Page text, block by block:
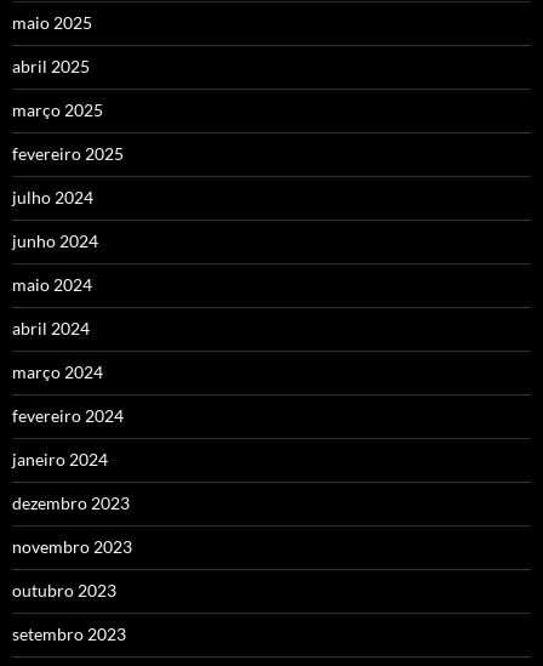
maio 2025
abril 2025
março 2025
fevereiro 2025
julho 2024
junho 2024
maio 2024
abril 2024
março 2024
fevereiro 2024
janeiro 2024
dezembro 2023
novembro 2023
outubro 2023
setembro 2023